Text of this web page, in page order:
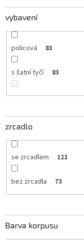
vybavení
policová 83
s šatní tyčí 83
zrcadlo
se zrcadlem 121
bez zrcadla 73
Barva korpusu